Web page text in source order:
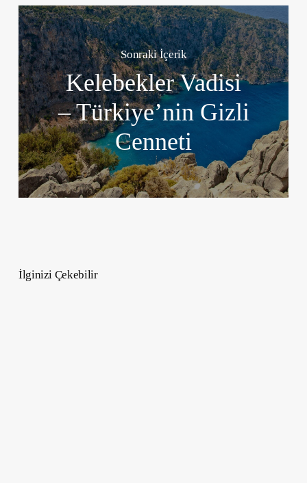
Sonraki İçerik
Kelebekler Vadisi
– Türkiye’nin Gizli
Cenneti
İlginizi Çekebilir